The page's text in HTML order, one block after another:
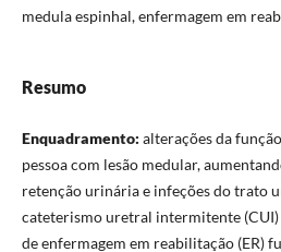
medula espinhal, enfermagem em
Resumo
Enquadramento: alterações da
pessoa com lesão medular,
retenção urinária e infeções do trato
cateterismo uretral intermitente
de enfermagem em reabilitação (ER)